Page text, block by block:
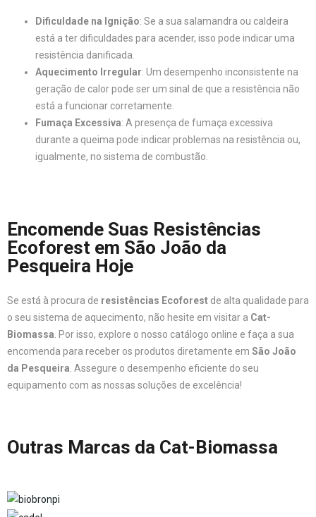
Dificuldade na Ignição: Se a sua salamandra ou caldeira
está a ter dificuldades para acender, isso pode indicar uma
resistência danificada.
Aquecimento Irregular: Um desempenho inconsistente na
geração de calor pode ser um sinal de que a resistência não
está a funcionar corretamente.
Fumaça Excessiva: A presença de fumaça excessiva
durante a queima pode indicar problemas na resistência ou,
igualmente, no sistema de combustão.
Encomende Suas Resistências
Ecoforest em São João da
Pesqueira Hoje
Se está à procura de resistências Ecoforest de alta qualidade para
o seu sistema de aquecimento, não hesite em visitar a Cat-
Biomassa . Por isso, explore o nosso catálogo online e faça a sua
encomenda para receber os produtos diretamente em São João
da Pesqueira . Assegure o desempenho eficiente do seu
equipamento com as nossas soluções de excelência!
Outras Marcas da Cat-Biomassa